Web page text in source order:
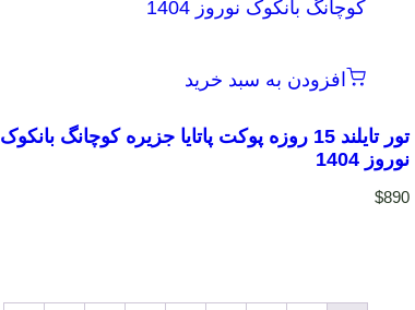
افزودن به سبد خرید
تور تایلند 15 روزه پوکت پاتایا جزیره کوچانگ بانکوک
نوروز 1404
$890